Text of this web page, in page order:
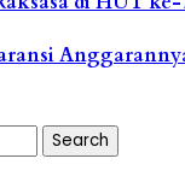
Search